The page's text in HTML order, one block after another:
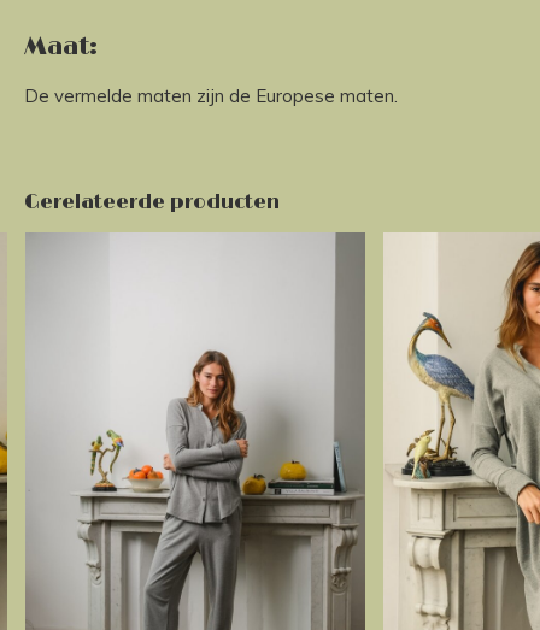
Maat:
De vermelde maten zijn de Europese maten.
Gerelateerde producten